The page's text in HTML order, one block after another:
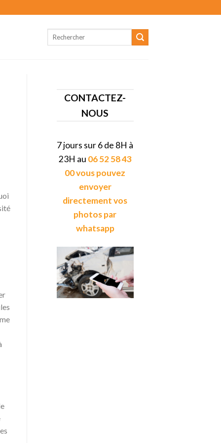
CONTACTEZ-
NOUS
7 jours sur 6 de 8H à
23H au 06 52 58 43
00 vous pouvez
envoyer
directement vos
photos par
whatsapp